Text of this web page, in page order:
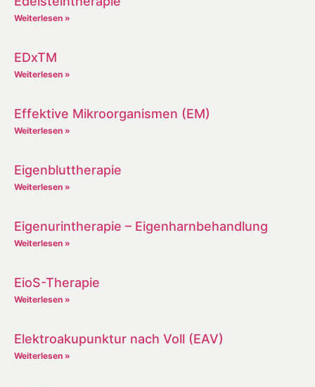
Weiterlesen »
EDxTM
Weiterlesen »
Effektive Mikroorganismen (EM)
Weiterlesen »
Eigenbluttherapie
Weiterlesen »
Eigenurintherapie – Eigenharnbehandlung
Weiterlesen »
EioS-Therapie
Weiterlesen »
Elektroakupunktur nach Voll (EAV)
Weiterlesen »